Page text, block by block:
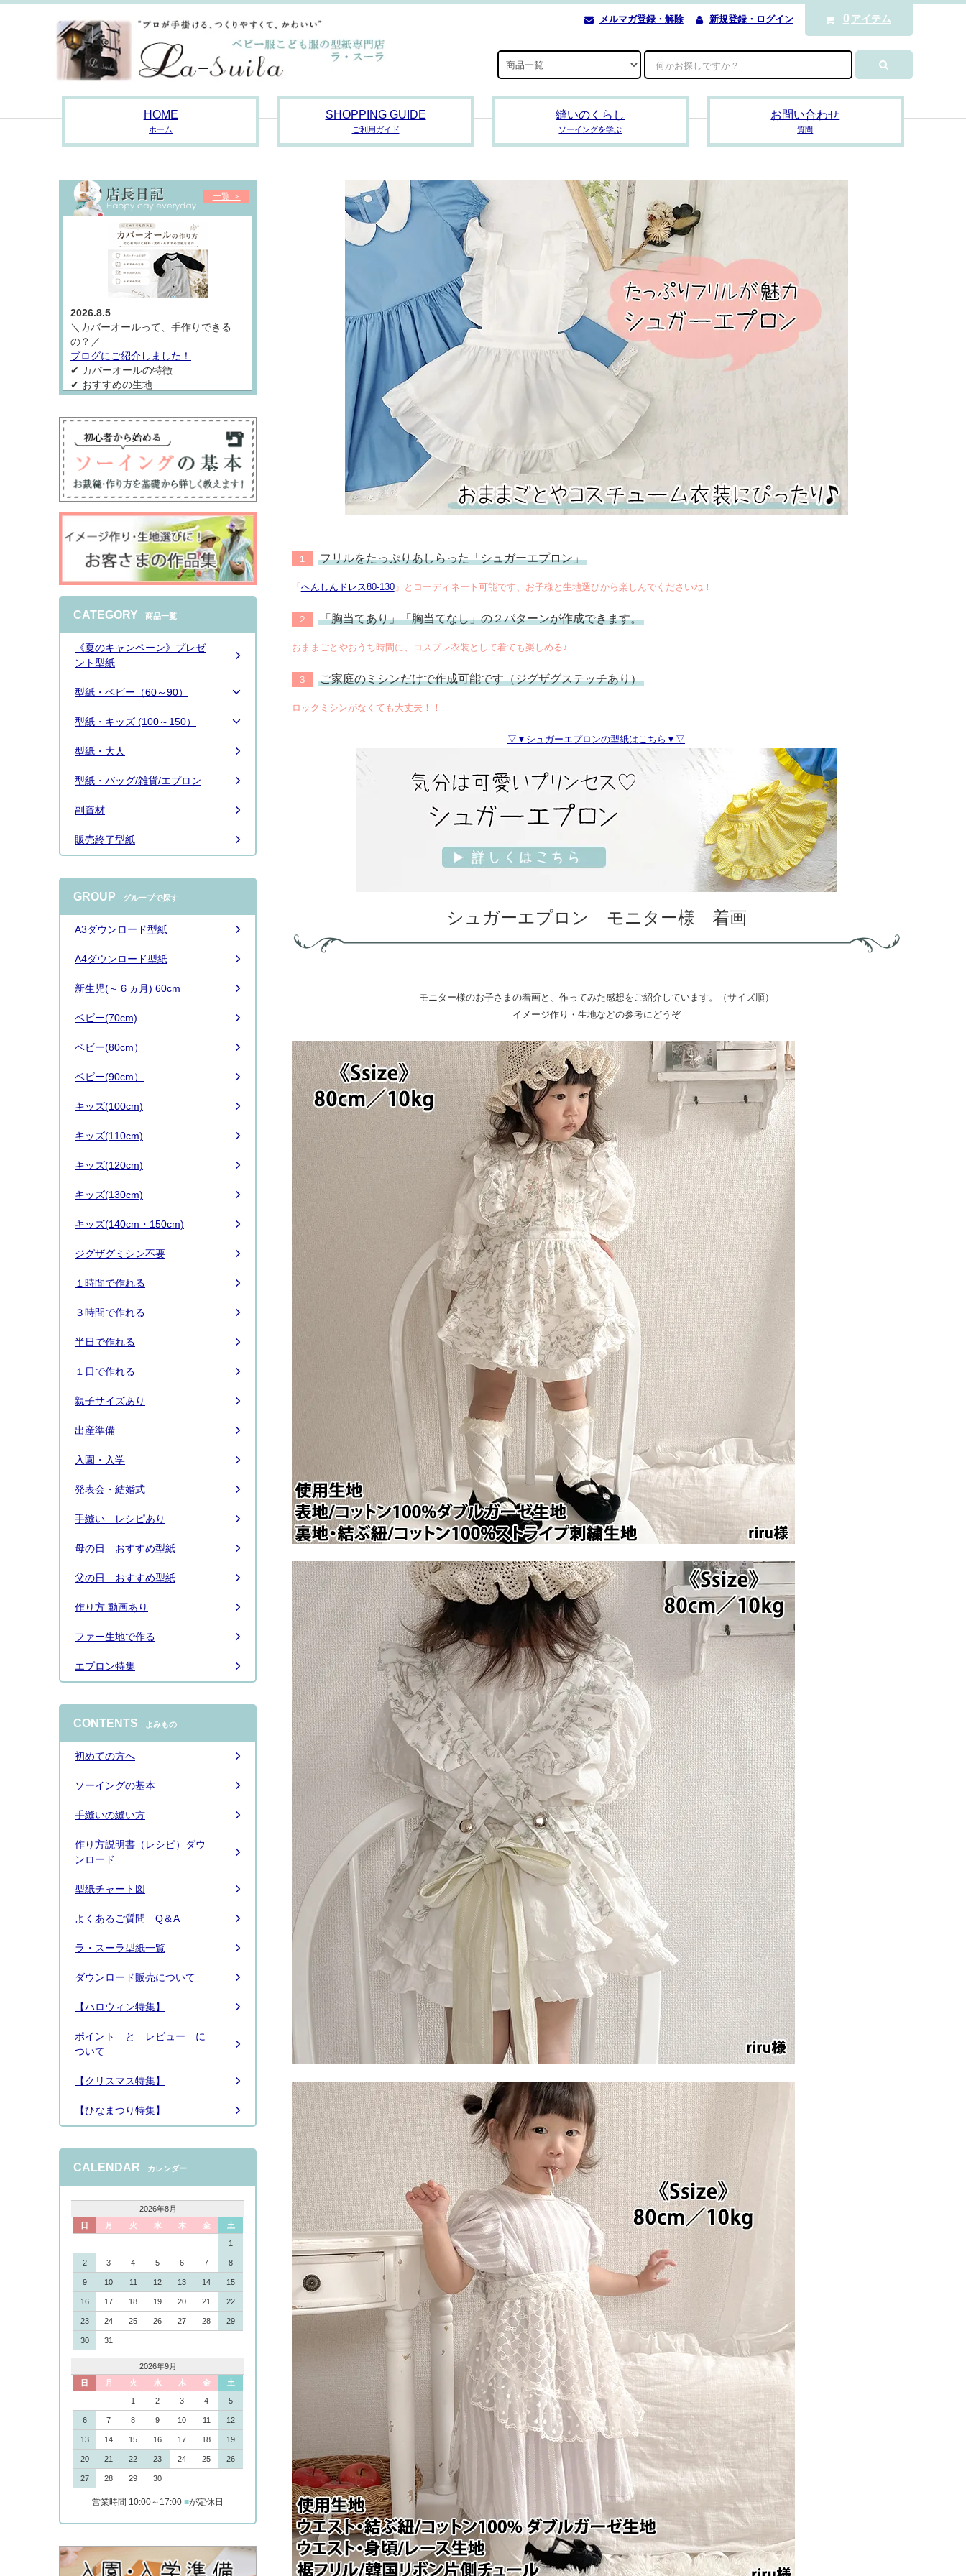
メルマガ登録・解除 新規登録・ログイン 0 アイテム
HOME
ホーム
SHOPPING GUIDE
ご利用ガイド
縫いのくらし
ソーイングを学ぶ
お問い合わせ
質問
１ フリルをたっぷりあしらった「シュガーエプロン」
「へんしんドレス80-130」とコーディネート可能です、お子様と生地選びから楽しんでくださいね！
２ 「胸当てあり」「胸当てなし」の２パターンが作成できます。
おままごとやおうち時間に、コスプレ衣装として着ても楽しめる♪
３ ご家庭のミシンだけで作成可能です（ジグザグステッチあり）
ロックミシンがなくても大丈夫！！
▽▼シュガーエプロンの型紙はこちら▼▽
シュガーエプロン モニター様 着画
モニター様のお子さまの着画と、作ってみた感想をご紹介しています。（サイズ順）
イメージ作り・生地などの参考にどうぞ
一覧 ＞
2026.8.5
＼カバーオールって、手作りできる
の？／
ブログにご紹介しました！
✔ カバーオールの特徴
✔ おすすめの生地
✔ 手作りの流れ
これから出産準備をされる方や、赤ち
ゃんへの手作りを楽しみたい方の参考
になれば嬉しいです。
2026.8.3
今年もはじまりました！夏のプレゼン
ト型紙キャンペーン
購入金額2900円毎
ベビー~レディースまで！是非チェッ
クしてソーイング楽しんでください
ね。
2026.7.31
備に作られる方も多いです。お迎え準
Ｓ/Ｍ/Ｌ/ＬＬ」、
YouTubeで作り方動
画公開しています。 作り方にはさまざ
はスタッフが丁寧に作っておりますの
だけると嬉しいです
続きはこちら
CATEGORY 商品一覧
《夏のキャンペーン》プレゼ
ント型紙
型紙・ベビー（60～90）
型紙・キッズ (100～150）
型紙・大人
型紙・バッグ/雑貨/エプロン
副資材
販売終了型紙
GROUP グループで探す
A3ダウンロード型紙
A4ダウンロード型紙
新生児(～６ヵ月) 60cm
ベビー(70cm)
ベビー(80cm）
ベビー(90cm）
キッズ(100cm)
キッズ(110cm)
キッズ(120cm)
キッズ(130cm)
キッズ(140cm・150cm)
ジグザグミシン不要
１時間で作れる
３時間で作れる
半日で作れる
１日で作れる
親子サイズあり
出産準備
入園・入学
発表会・結婚式
手縫い レシピあり
母の日 おすすめ型紙
父の日 おすすめ型紙
作り方 動画あり
ファー生地で作る
エプロン特集
CONTENTS よみもの
初めての方へ
ソーイングの基本
手縫いの縫い方
作り方説明書（レシピ）ダウ
ンロード
型紙チャート図
よくあるご質問 Q＆A
ラ・スーラ型紙一覧
ダウンロード販売について
【ハロウィン特集】
ポイント と レビュー に
ついて
【クリスマス特集】
【ひなまつり特集】
CALENDAR カレンダー
2026年8月
日
月 火 水 木 金 土
1
2 3 4 5 6 7 8
9 10 11 12 13 14 15
16 17 18 19 20 21 22
23 24 25 26 27 28 29
30 31
2026年9月
日
月 火 水 木 金 土
1 2 3 4 5
6 7 8 9 10 11 12
13 14 15 16 17 18 19
20 21 22 23 24 25 26
27 28 29 30
営業時間 10:00～17:00 ■が定休日